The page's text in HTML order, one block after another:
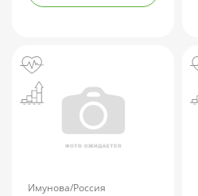
Имунова/Россия